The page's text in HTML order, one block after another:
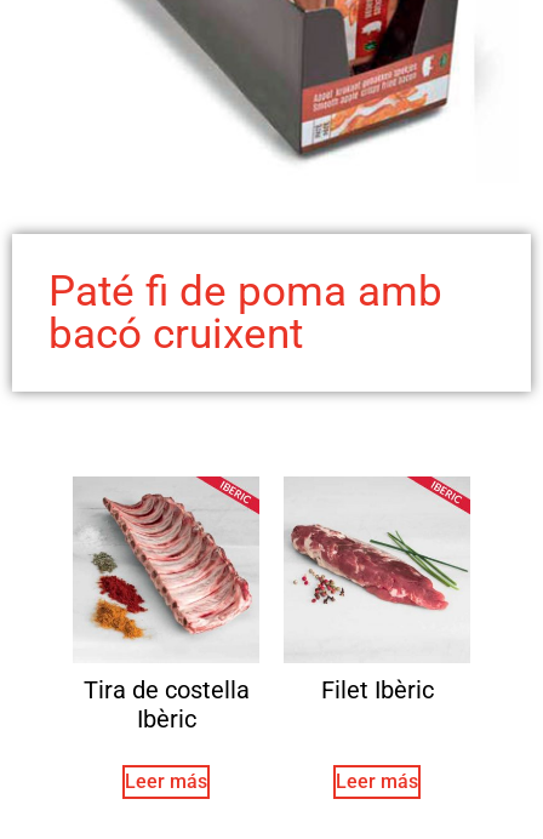
Paté fi de poma amb
bacó cruixent
Tira de costella
Ibèric
Leer más
Filet Ibèric
Leer más